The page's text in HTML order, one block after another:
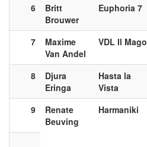
6
Britt
Brouwer
Euphoria 7
7
Maxime
Van Andel
VDL Il Mago
8
Djura
Eringa
Hasta la
Vista
9
Renate
Beuving
Harmaniki